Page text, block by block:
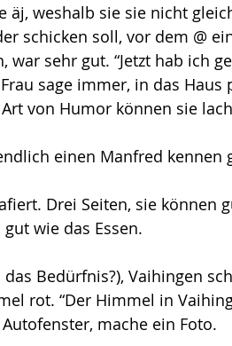
äj, weshalb sie sie nicht
schicken soll, vor dem @
war sehr gut. “Jetzt hab ich
sage immer, in das Haus
von Humor können sie
einen Manfred kennen
Drei Seiten, sie können
wie das Essen.
Bedürfnis?), Vaihingen
rot. “Der Himmel in
mache ein Foto.